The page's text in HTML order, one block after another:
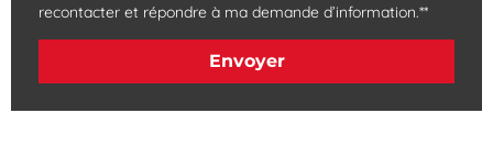
recontacter et répondre à ma demande d’information.**
Envoyer